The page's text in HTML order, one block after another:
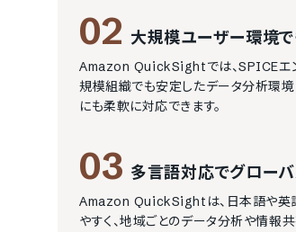
02 大規模ユーザー環境
Amazon QuickSightでは、SPICEエン
規模組織でも安定したデータ分析環
にも柔軟に対応できます。
03 多言語対応でグロー
Amazon QuickSightは、日本語や英
やすく、地域ごとのデータ分析や情報